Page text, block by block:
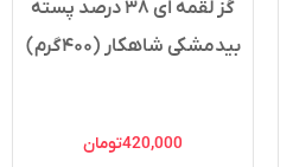
گز لقمه ای ۳۸ درصد پسته
بیدمشکی شاهکار (۴۰۰گرم)
420,000تومان